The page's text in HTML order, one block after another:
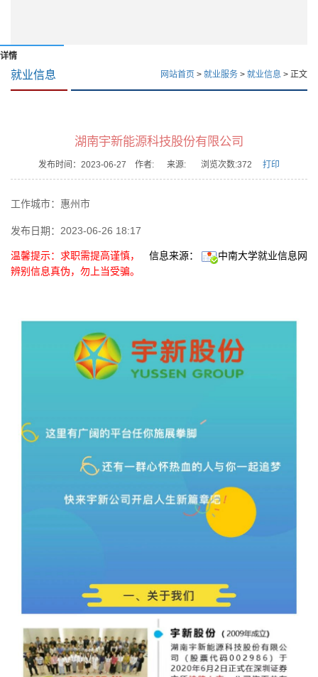
就业信息 网站首页 > 就业服务 > 就业信息 > 正文
湖南宇新能源科技股份有限公司
发布时间：2023-06-27 作者: 来源: 浏览次数:372 打印
工作城市： 惠州市
发布日期： 2023-06-26 18:17
信息来源： 中南大学就业信息网
温馨提示：求职需提高谨慎，
辨别信息真伪，勿上当受骗。
详情